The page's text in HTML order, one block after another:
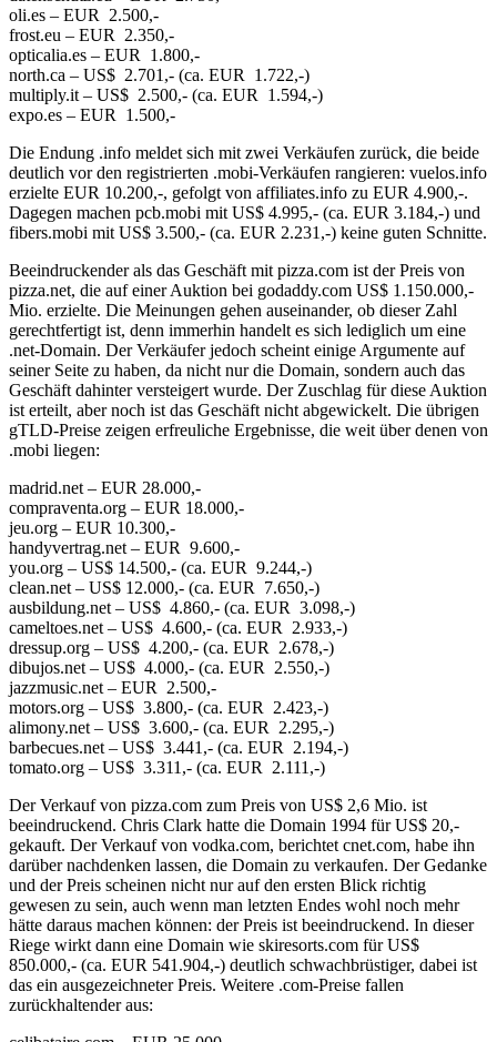
oli.es – EUR 2.500,-
frost.eu – EUR 2.350,-
opticalia.es – EUR 1.800,-
north.ca – US$ 2.701,- (ca. EUR 1.722,-)
multiply.it – US$ 2.500,- (ca. EUR 1.594,-)
expo.es – EUR 1.500,-
Die Endung .info meldet sich mit zwei Verkäufen zurück, die beide
deutlich vor den registrierten .mobi-Verkäufen rangieren: vuelos.info
erzielte EUR 10.200,-, gefolgt von affiliates.info zu EUR 4.900,-.
Dagegen machen pcb.mobi mit US$ 4.995,- (ca. EUR 3.184,-) und
fibers.mobi mit US$ 3.500,- (ca. EUR 2.231,-) keine guten Schnitte.
Beeindruckender als das Geschäft mit pizza.com ist der Preis von
pizza.net, die auf einer Auktion bei godaddy.com US$ 1.150.000,-
Mio. erzielte. Die Meinungen gehen auseinander, ob dieser Zahl
gerechtfertigt ist, denn immerhin handelt es sich lediglich um eine
.net-Domain. Der Verkäufer jedoch scheint einige Argumente auf
seiner Seite zu haben, da nicht nur die Domain, sondern auch das
Geschäft dahinter versteigert wurde. Der Zuschlag für diese Auktion
ist erteilt, aber noch ist das Geschäft nicht abgewickelt. Die übrigen
gTLD-Preise zeigen erfreuliche Ergebnisse, die weit über denen von
.mobi liegen:
madrid.net – EUR 28.000,-
compraventa.org – EUR 18.000,-
jeu.org – EUR 10.300,-
handyvertrag.net – EUR 9.600,-
you.org – US$ 14.500,- (ca. EUR 9.244,-)
clean.net – US$ 12.000,- (ca. EUR 7.650,-)
ausbildung.net – US$ 4.860,- (ca. EUR 3.098,-)
cameltoes.net – US$ 4.600,- (ca. EUR 2.933,-)
dressup.org – US$ 4.200,- (ca. EUR 2.678,-)
dibujos.net – US$ 4.000,- (ca. EUR 2.550,-)
jazzmusic.net – EUR 2.500,-
motors.org – US$ 3.800,- (ca. EUR 2.423,-)
alimony.net – US$ 3.600,- (ca. EUR 2.295,-)
barbecues.net – US$ 3.441,- (ca. EUR 2.194,-)
tomato.org – US$ 3.311,- (ca. EUR 2.111,-)
Der Verkauf von pizza.com zum Preis von US$ 2,6 Mio. ist
beeindruckend. Chris Clark hatte die Domain 1994 für US$ 20,-
gekauft. Der Verkauf von vodka.com, berichtet cnet.com, habe ihn
darüber nachdenken lassen, die Domain zu verkaufen. Der Gedanke
und der Preis scheinen nicht nur auf den ersten Blick richtig
gewesen zu sein, auch wenn man letzten Endes wohl noch mehr
hätte daraus machen können: der Preis ist beeindruckend. In dieser
Riege wirkt dann eine Domain wie skiresorts.com für US$
850.000,- (ca. EUR 541.904,-) deutlich schwachbrüstiger, dabei ist
das ein ausgezeichneter Preis. Weitere .com-Preise fallen
zurückhaltender aus: